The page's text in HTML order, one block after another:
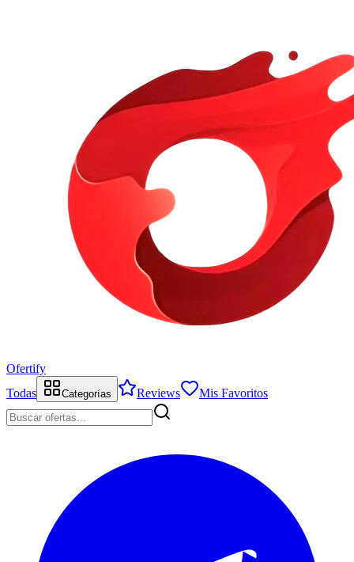
Ofertify
Todas
Categorías Reviews Mis Favoritos